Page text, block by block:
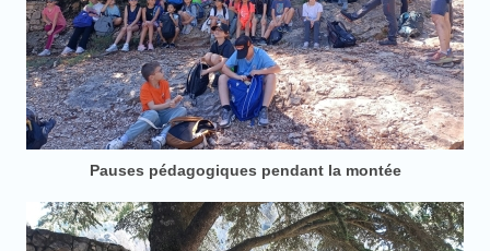
Pauses pédagogiques pendant la montée